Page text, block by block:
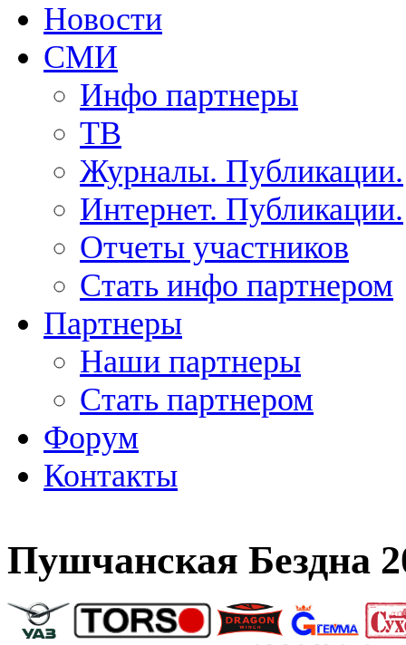
Новости
СМИ
Инфо партнеры
ТВ
Журналы. Публикации.
Интернет. Публикации.
Отчеты участников
Стать инфо партнером
Партнеры
Наши партнеры
Стать партнером
Форум
Контакты
Пушчанская Бездна